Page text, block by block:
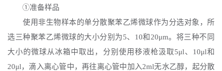
①准备样品
使用非生物样本的单分散聚苯乙烯微球作为分选对象，所
选三种聚苯乙烯微球的大小分别为5、10和20μm。将三种不同
大小的微球从冰箱中取出，分别使用移液枪汲取5μl、10μl和
20μl，滴入离心管中，再往离心管中加入2ml无水乙醇，起分散